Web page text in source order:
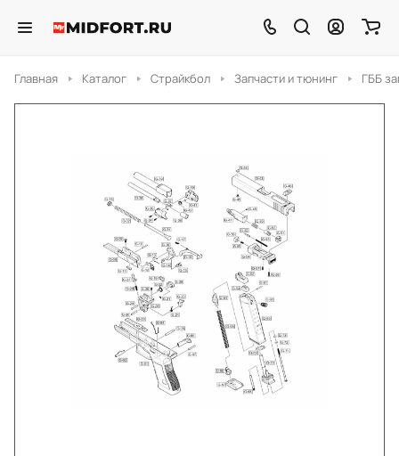
Главная Каталог Страйкбол Запчасти и тюнинг ГББ